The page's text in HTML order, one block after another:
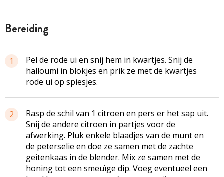
bereiding
1
Pel de rode ui en snij hem in kwartjes. Snij de
halloumi in blokjes en prik ze met de kwartjes
rode ui op spiesjes.
2
Rasp de schil van 1 citroen en pers er het sap uit.
Snij de andere citroen in partjes voor de
afwerking. Pluk enkele blaadjes van de munt en
de peterselie en doe ze samen met de zachte
geitenkaas in de blender. Mix ze samen met de
honing tot een smeuïge dip. Voeg eventueel een